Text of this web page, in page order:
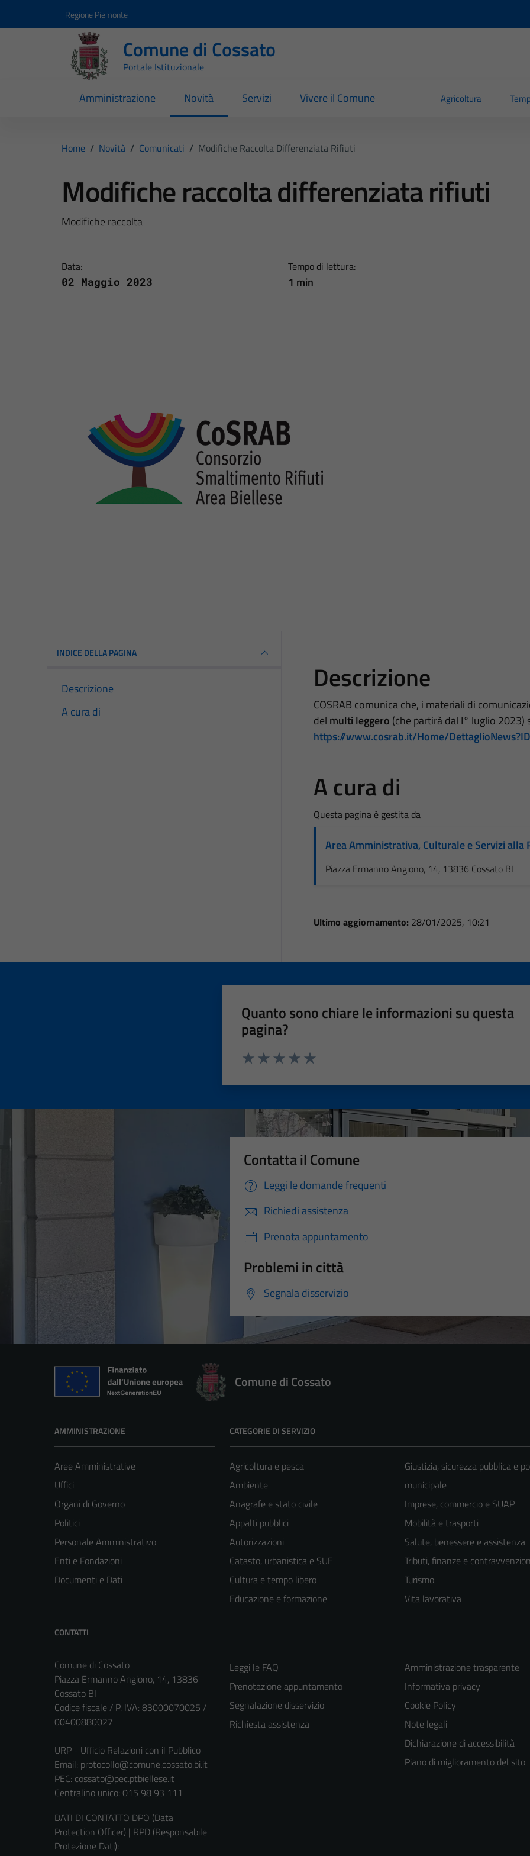
Regione Piemonte
Comune di Cossato
Portale Istituzionale
Amministrazione Novità Servizi Vivere il Comune Agricoltura
Home / Novità / Comunicati / Modifiche Raccolta Differenziata Rifiuti
Modifiche raccolta differenziata rifiuti
Modifiche raccolta
Data:
02 Maggio 2023
Tempo di lettura:
1 min
INDICE DELLA PAGINA
Descrizione
A cura di
Descrizione
COSRAB comunica che, i materiali di
del multi leggero (che partirà dal I° luglio
https://www.cosrab.it/Home/
A cura di
Questa pagina è gestita da
Area Amministrativa, Culturale e Servizi alla
Piazza Ermanno Angiono, 14, 13836 Cossato BI
Ultimo aggiornamento: 28/01/2025, 10:21
Quanto sono chiare le informazioni su questa
pagina?
Contatta il Comune
Leggi le domande frequenti
Richiedi assistenza
Prenota appuntamento
Problemi in città
Segnala disservizio
Comune di Cossato
AMMINISTRAZIONE
Aree Amministrative
Uffici
Organi di Governo
Politici
Personale Amministrativo
Enti e Fondazioni
Documenti e Dati
CATEGORIE DI SERVIZIO
Agricoltura e pesca
Ambiente
Anagrafe e stato civile
Appalti pubblici
Autorizzazioni
Catasto, urbanistica e SUE
Cultura e tempo libero
Educazione e formazione
Giustizia, sicurezza pubblica e
municipale
Imprese, commercio e SUAP
Mobilità e trasporti
Salute, benessere e assistenza
Tributi, finanze e
Turismo
Vita lavorativa
CONTATTI
Comune di Cossato
Piazza Ermanno Angiono, 14, 13836
Cossato BI
Codice fiscale / P. IVA: 83000070025 /
00400880027
URP - Ufficio Relazioni con il Pubblico
Email: protocollo@comune.cossato.bi.it
PEC: cossato@pec.ptbiellese.it
Centralino unico: 015 98 93 111
DATI DI CONTATTO DPO (Data
Protection Officer) | RPD (Responsabile
Protezione Dati):
Leggi le FAQ
Prenotazione appuntamento
Segnalazione disservizio
Richiesta assistenza
Amministrazione trasparente
Informativa privacy
Cookie Policy
Note legali
Dichiarazione di accessibilità
Piano di miglioramento del sito